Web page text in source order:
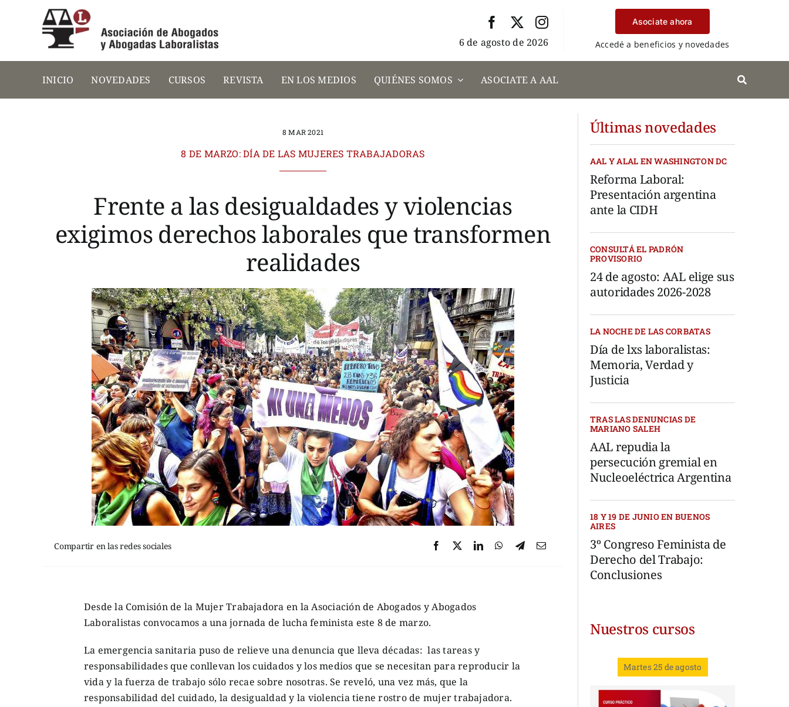
6 de agosto de 2026
Asociate ahora
Accedé a beneficios y novedades
INICIO NOVEDADES CURSOS REVISTA EN LOS MEDIOS QUIÉNES SOMOS ASOCIATE A AAL
8 MAR 2021
8 DE MARZO: DÍA DE LAS MUJERES TRABAJADORAS
Frente a las desigualdades y violencias
exigimos derechos laborales que transformen
realidades
Compartir en las redes sociales
Desde la Comisión de la Mujer Trabajadora en la Asociación de Abogados y Abogados
Laboralistas convocamos a una jornada de lucha feminista este 8 de marzo.
La emergencia sanitaria puso de relieve una denuncia que lleva décadas: las tareas y
responsabilidades que conllevan los cuidados y los medios que se necesitan para reproducir la
vida y la fuerza de trabajo sólo recae sobre nosotras. Se reveló, una vez más, que la
responsabilidad del cuidado, la desigualdad y la violencia tiene rostro de mujer trabajadora.
Últimas novedades
AAL Y ALAL EN WASHINGTON DC
Reforma Laboral:
Presentación argentina
ante la CIDH
CONSULTÁ EL PADRÓN
PROVISORIO
24 de agosto: AAL elige sus
autoridades 2026-2028
LA NOCHE DE LAS CORBATAS
Día de lxs laboralistas:
Memoria, Verdad y
Justicia
TRAS LAS DENUNCIAS DE
MARIANO SALEH
AAL repudia la
persecución gremial en
Nucleoeléctrica Argentina
18 Y 19 DE JUNIO EN BUENOS
AIRES
3º Congreso Feminista de
Derecho del Trabajo:
Conclusiones
Nuestros cursos
Martes 25 de agosto